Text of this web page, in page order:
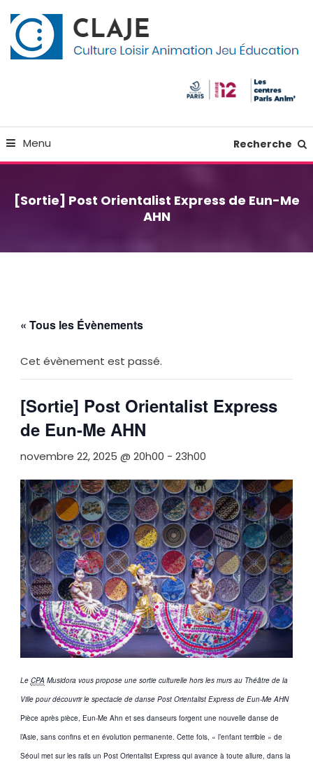
To
Content
Menu Recherche
[Sortie] Post Orientalist Express de Eun-Me
AHN
« Tous les Évènements
Cet évènement est passé.
[Sortie] Post Orientalist Express
de Eun-Me AHN
novembre 22, 2025 @ 20h00 - 23h00
Le CPA Musidora vous propose une sortie culturelle hors les murs au Théâtre de la
Ville pour découvrir le spectacle de danse Post Orientalist Express de Eun-Me AHN
Pièce après pièce, Eun-Me Ahn et ses danseurs forgent une nouvelle danse de
l’Asie, sans confins et en évolution permanente. Cette fois, « l’enfant terrible » de
Séoul met sur les rails un Post Orientalist Express qui avance à toute allure, dans la